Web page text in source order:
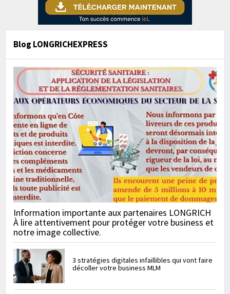
Blog LONGRICHEXPRESS
Information importante aux partenaires LONGRICH
À lire attentivement pour protéger votre business et
notre image collective.
3 stratégies digitales infaillibles qui vont faire
décoller votre business MLM